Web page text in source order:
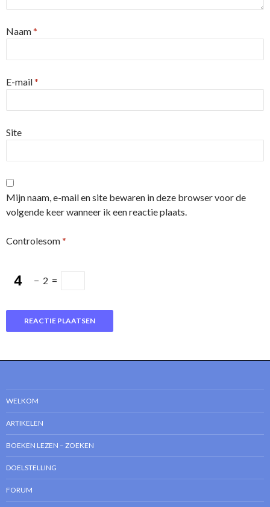
Naam*
E-mail*
Site
Mijn naam, e-mail en site bewaren in deze browser voor de
volgende keer wanneer ik een reactie plaats.
Controlesom*
− 2 =
WELKOM
ARTIKELEN
BOEKEN LEZEN – ZOEKEN
DOELSTELLING
FORUM